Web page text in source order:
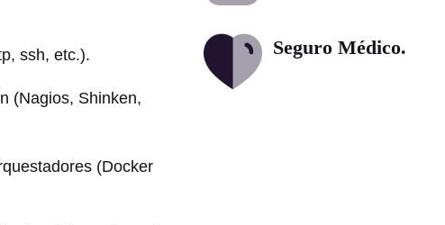
ssh, etc.).
(Nagios, Shinken,
(Docker
Seguro Médico.